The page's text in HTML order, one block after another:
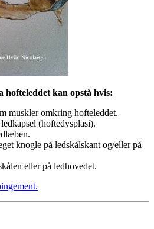
kan opstå hvis:
muskler omkring hofteleddet.
(hoftedysplasi).
knogle på ledskålskant og/eller på
eller på ledhovedet.